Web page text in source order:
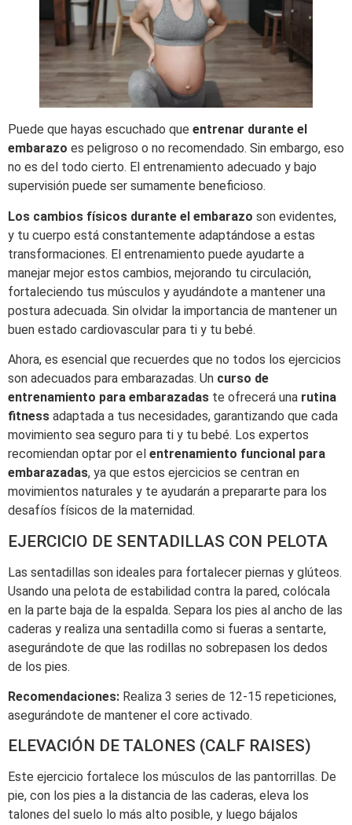
Puede que hayas escuchado que entrenar durante el
embarazo es peligroso o no recomendado. Sin embargo, eso
no es del todo cierto. El entrenamiento adecuado y bajo
supervisión puede ser sumamente beneficioso.
Los cambios físicos durante el embarazo son evidentes,
y tu cuerpo está constantemente adaptándose a estas
transformaciones. El entrenamiento puede ayudarte a
manejar mejor estos cambios, mejorando tu circulación,
fortaleciendo tus músculos y ayudándote a mantener una
postura adecuada. Sin olvidar la importancia de mantener un
buen estado cardiovascular para ti y tu bebé.
Ahora, es esencial que recuerdes que no todos los ejercicios
son adecuados para embarazadas. Un curso de
entrenamiento para embarazadas te ofrecerá una rutina
fitness adaptada a tus necesidades, garantizando que cada
movimiento sea seguro para ti y tu bebé. Los expertos
recomiendan optar por el entrenamiento funcional para
embarazadas, ya que estos ejercicios se centran en
movimientos naturales y te ayudarán a prepararte para los
desafíos físicos de la maternidad.
EJERCICIO DE SENTADILLAS CON PELOTA
Las sentadillas son ideales para fortalecer piernas y glúteos.
Usando una pelota de estabilidad contra la pared, colócala
en la parte baja de la espalda. Separa los pies al ancho de las
caderas y realiza una sentadilla como si fueras a sentarte,
asegurándote de que las rodillas no sobrepasen los dedos
de los pies.
Recomendaciones: Realiza 3 series de 12-15 repeticiones,
asegurándote de mantener el core activado.
ELEVACIÓN DE TALONES (CALF RAISES)
Este ejercicio fortalece los músculos de las pantorrillas. De
pie, con los pies a la distancia de las caderas, eleva los
talones del suelo lo más alto posible, y luego bájalos